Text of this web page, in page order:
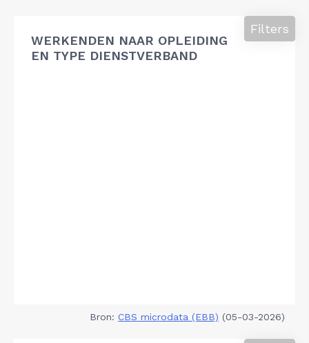
WERKENDEN NAAR OPLEIDING
EN TYPE DIENSTVERBAND
Filters
Bron: CBS microdata (EBB) (05-03-2026)